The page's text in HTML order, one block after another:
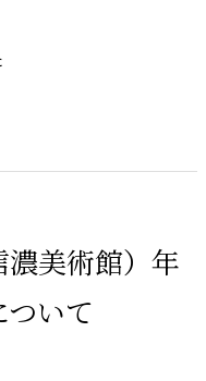
美術館）年
いて